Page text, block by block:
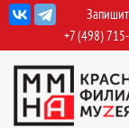
Перейти
к
содержимому
+7 (498)